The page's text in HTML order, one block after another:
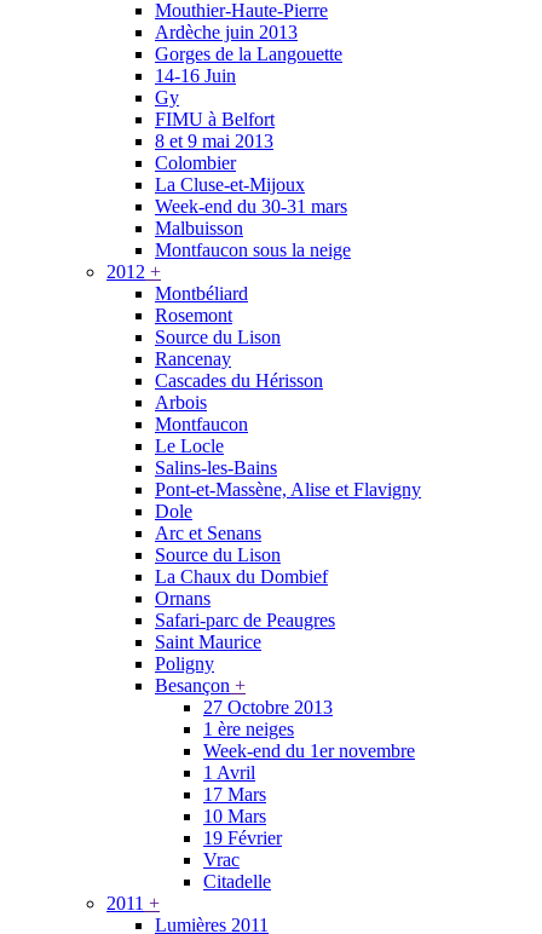
Mouthier-Haute-Pierre
Ardèche juin 2013
Gorges de la Langouette
14-16 Juin
Gy
FIMU à Belfort
8 et 9 mai 2013
Colombier
La Cluse-et-Mijoux
Week-end du 30-31 mars
Malbuisson
Montfaucon sous la neige
2012 +
Montbéliard
Rosemont
Source du Lison
Rancenay
Cascades du Hérisson
Arbois
Montfaucon
Le Locle
Salins-les-Bains
Pont-et-Massène, Alise et Flavigny
Dole
Arc et Senans
Source du Lison
La Chaux du Dombief
Ornans
Safari-parc de Peaugres
Saint Maurice
Poligny
Besançon +
27 Octobre 2013
1 ère neiges
Week-end du 1er novembre
1 Avril
17 Mars
10 Mars
19 Février
Vrac
Citadelle
2011 +
Lumières 2011